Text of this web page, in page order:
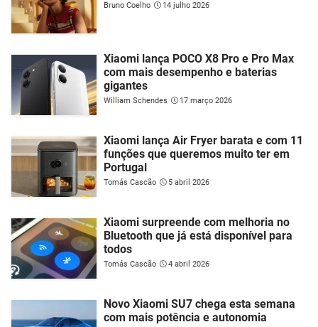
Bruno Coelho 14 julho 2026
Xiaomi lança POCO X8 Pro e Pro Max
com mais desempenho e baterias
gigantes
William Schendes 17 março 2026
Xiaomi lança Air Fryer barata e com 11
funções que queremos muito ter em
Portugal
Tomás Cascão 5 abril 2026
Xiaomi surpreende com melhoria no
Bluetooth que já está disponível para
todos
Tomás Cascão 4 abril 2026
Novo Xiaomi SU7 chega esta semana
com mais potência e autonomia